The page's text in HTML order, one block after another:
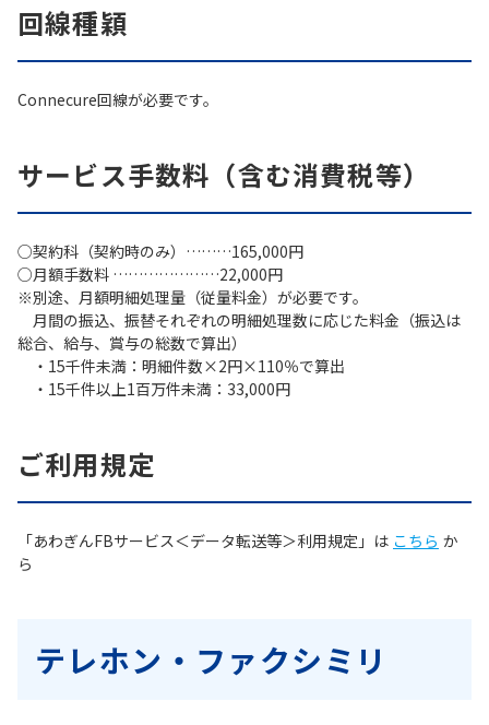
回線種穎
Connecure回線が必要です。
サービス手数料（含む消費税等）
○契約科（契約時のみ）………165,000円
○月額手数料 …………………22,000円
※別途、月額明細処理量（従量料金）が必要です。
月間の振込、振替それぞれの明細処理数に応じた料金（振込は
総合、給与、賞与の総数で算出）
・15千件未満：明細件数×2円×110％で算出
・15千件以上1百万件未満：33,000円
ご利用規定
「あわぎんFBサービス＜データ転送等＞利用規定」は こちら か
ら
テレホン・ファクシミリ